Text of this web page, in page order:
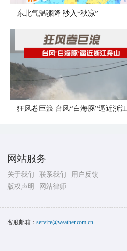
东北气温骤降 秒入“秋凉”
网站服务
关于我们 联系我们
用户反馈
版权声明
网站律师
客服邮箱： service@weather.com.cn